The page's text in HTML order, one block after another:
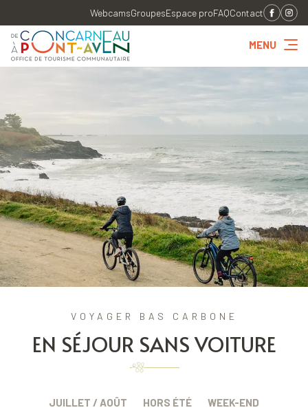
WebcamsGroupesEspace proFAQContact
MENU
VOYAGER BAS CARBONE
EN SÉJOUR SANS VOITURE
JUILLET / AOÛT HORS ÉTÉ WEEK-END